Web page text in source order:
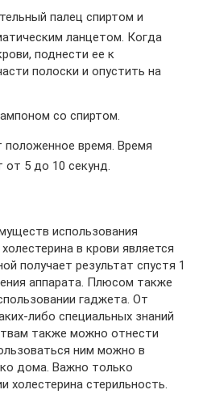
палец спиртом и
ланцетом. Когда
поднести ее к
полоски и опустить на
со спиртом.
положенное время. Время
5 до 10 секунд.
использования
в крови является
получает результат спустя 1
аппарата. Плюсом также
гаджета. От
либо специальных знаний
также можно отнести
ним можно в
дома. Важно только
холестерина стерильность.